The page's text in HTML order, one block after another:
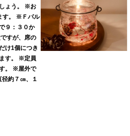
ょう。 ※お
す。 ※Ｆパル
９：３０か
すが、席の
け1個につき
す。 ※定員
。 ※屋外で
約７㎝、１